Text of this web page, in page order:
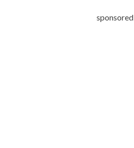
sponsored